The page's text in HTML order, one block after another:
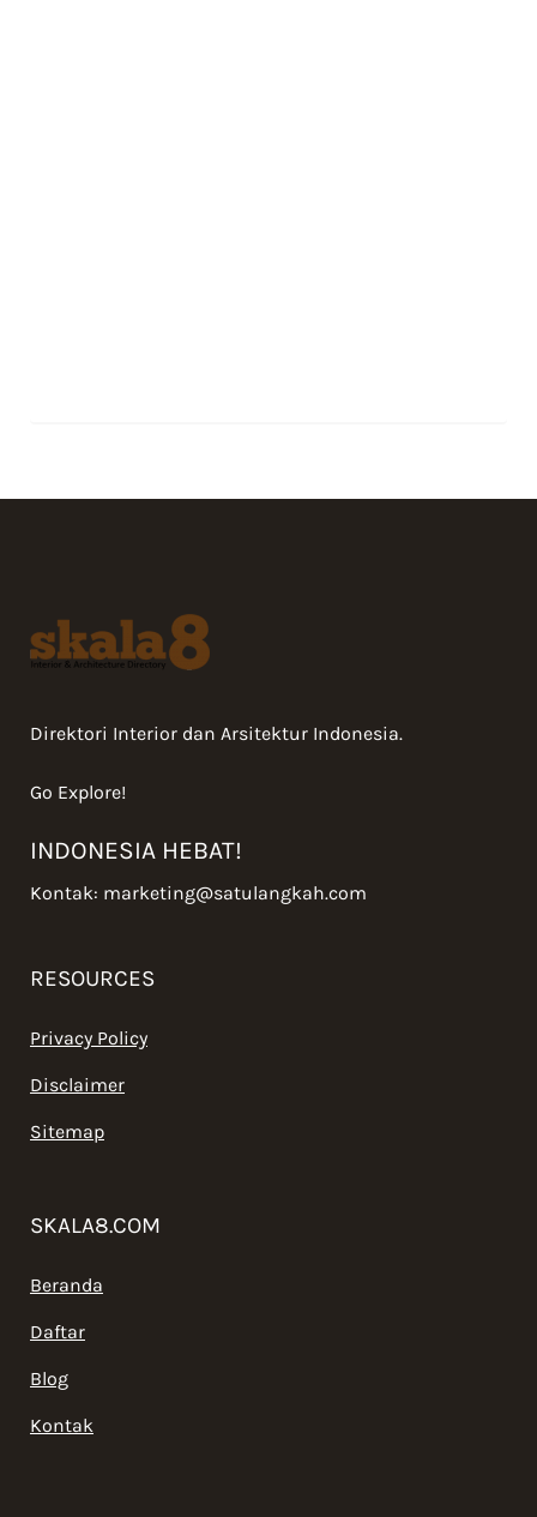
Direktori Interior dan Arsitektur Indonesia.
Go Explore!
INDONESIA HEBAT!
Kontak: marketing@satulangkah.com
RESOURCES
Privacy Policy
Disclaimer
Sitemap
SKALA8.COM
Beranda
Daftar
Blog
Kontak